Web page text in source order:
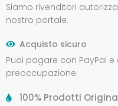
Siamo rivenditori
nostro portale.
Acquisto sicuro
Puoi pagare con PayPal
preoccupazione.
100% Prodotti